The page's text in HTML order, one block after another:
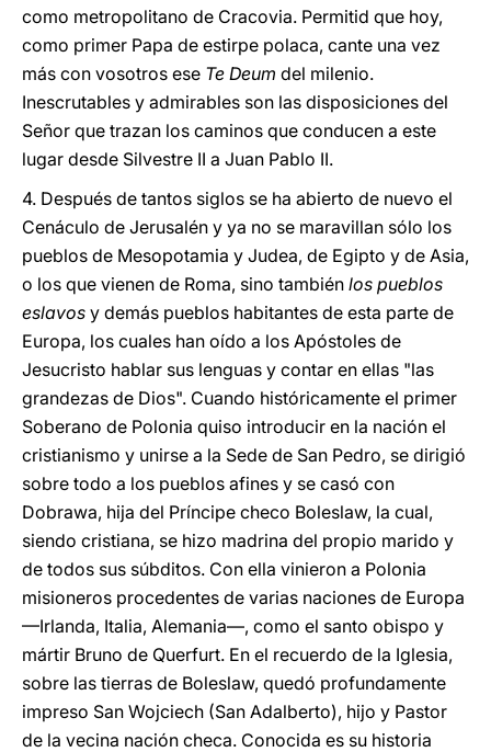
como metropolitano de Cracovia. Permitid que hoy,
como primer Papa de estirpe polaca, cante una vez
más con vosotros ese Te Deum del milenio.
Inescrutables y admirables son las disposiciones del
Señor que trazan los caminos que conducen a este
lugar desde Silvestre II a Juan Pablo II.
4. Después de tantos siglos se ha abierto de nuevo el
Cenáculo de Jerusalén y ya no se maravillan sólo los
pueblos de Mesopotamia y Judea, de Egipto y de Asia,
o los que vienen de Roma, sino también los pueblos
eslavos y demás pueblos habitantes de esta parte de
Europa, los cuales han oído a los Apóstoles de
Jesucristo hablar sus lenguas y contar en ellas "las
grandezas de Dios". Cuando históricamente el primer
Soberano de Polonia quiso introducir en la nación el
cristianismo y unirse a la Sede de San Pedro, se dirigió
sobre todo a los pueblos afines y se casó con
Dobrawa, hija del Príncipe checo Boleslaw, la cual,
siendo cristiana, se hizo madrina del propio marido y
de todos sus súbditos. Con ella vinieron a Polonia
misioneros procedentes de varias naciones de Europa
—Irlanda, Italia, Alemania—, como el santo obispo y
mártir Bruno de Querfurt. En el recuerdo de la Iglesia,
sobre las tierras de Boleslaw, quedó profundamente
impreso San Wojciech (San Adalberto), hijo y Pastor
de la vecina nación checa. Conocida es su historia